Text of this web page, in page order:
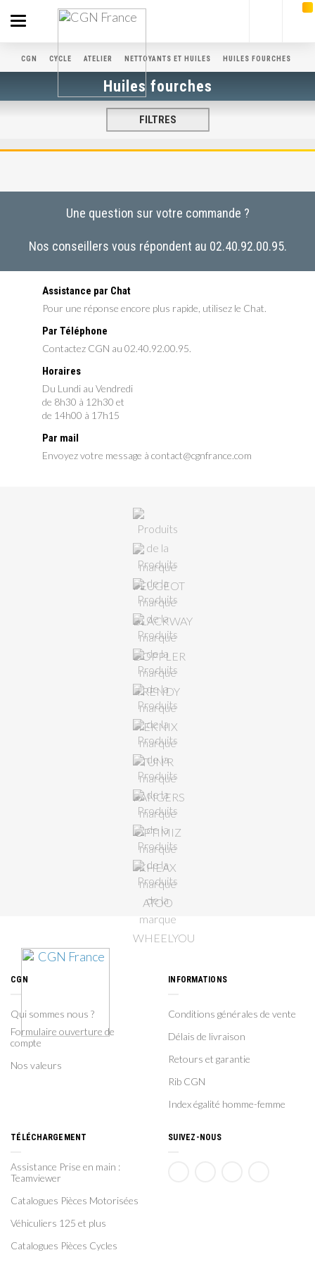
Toggle
navigation
CGN CYCLE ATELIER NETTOYANTS ET HUILES HUILES FOURCHES
Huiles fourches
FILTRES
Une question sur votre commande ?
Nos conseillers vous répondent au 02.40.92.00.95.
Assistance par Chat
Pour une réponse encore plus rapide, utilisez le Chat.
Par Téléphone
Contactez CGN au 02.40.92.00.95.
Horaires
Du Lundi au Vendredi
de 8h30 à 12h30 et
de 14h00 à 17h15
Par mail
Envoyez votre message à contact@cgnfrance.com
CGN
Qui sommes nous ?
Formulaire ouverture de
compte
Nos valeurs
INFORMATIONS
Conditions générales de vente
Délais de livraison
Retours et garantie
Rib CGN
Index égalité homme-femme
TÉLÉCHARGEMENT
Assistance Prise en main :
Teamviewer
Catalogues Pièces Motorisées
Véhiculiers 125 et plus
Catalogues Pièces Cycles
SUIVEZ-NOUS